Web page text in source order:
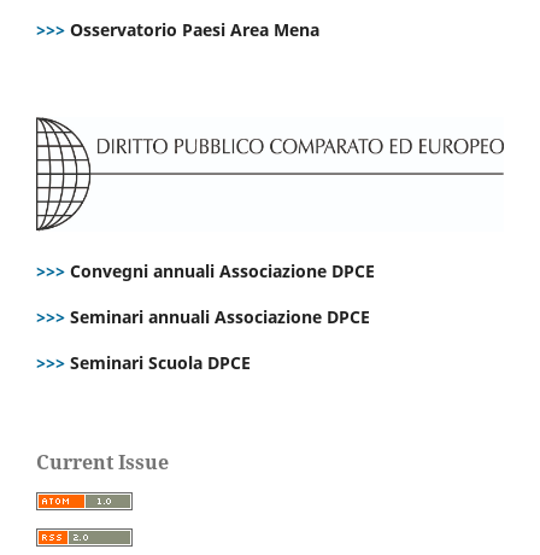
>>> Osservatorio Paesi Area Mena
>>> Convegni annuali Associazione DPCE
>>> Seminari annuali Associazione DPCE
>>> Seminari Scuola DPCE
Current Issue